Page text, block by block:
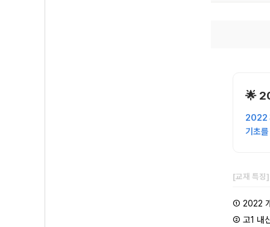
🌟
2022
기초
[교재 특징
① 2022
② 고1 내